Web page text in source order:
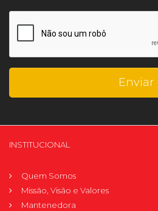
INSTITUCIONAL
Quem Somos
Missão, Visão e Valores
Mantenedora